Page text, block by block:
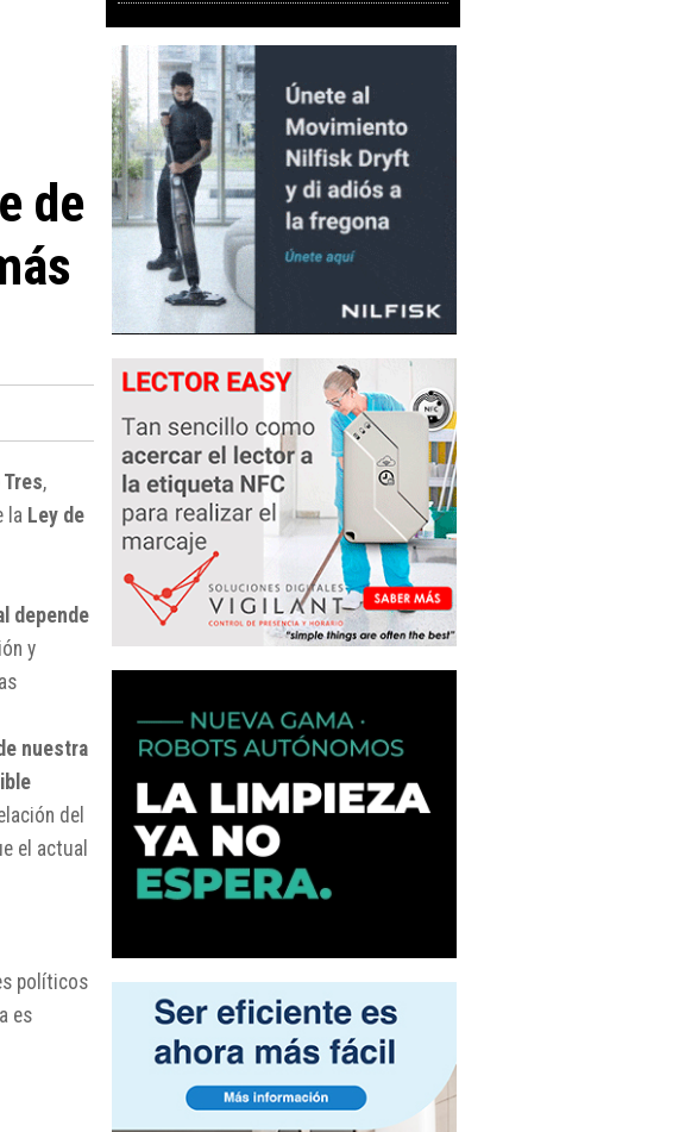
de
,
la Ley de
depende
y
nuestra
del
el actual
políticos
es